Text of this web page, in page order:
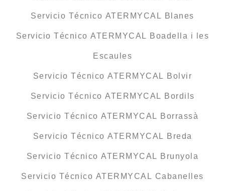
Servicio Técnico ATERMYCAL Blanes
Servicio Técnico ATERMYCAL Boadella i les
Escaules
Servicio Técnico ATERMYCAL Bolvir
Servicio Técnico ATERMYCAL Bordils
Servicio Técnico ATERMYCAL Borrassà
Servicio Técnico ATERMYCAL Breda
Servicio Técnico ATERMYCAL Brunyola
Servicio Técnico ATERMYCAL Cabanelles